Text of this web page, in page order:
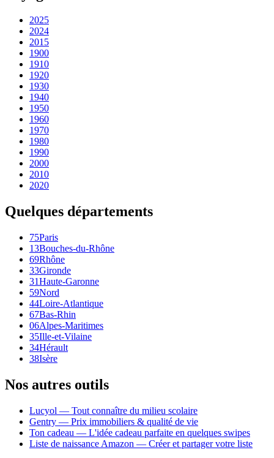
2025
2024
2015
1900
1910
1920
1930
1940
1950
1960
1970
1980
1990
2000
2010
2020
Quelques départements
75Paris
13Bouches-du-Rhône
69Rhône
33Gironde
31Haute-Garonne
59Nord
44Loire-Atlantique
67Bas-Rhin
06Alpes-Maritimes
35Ille-et-Vilaine
34Hérault
38Isère
Nos autres outils
Lucyol — Tout connaître du milieu scolaire
Gentry — Prix immobiliers & qualité de vie
Ton cadeau — L'idée cadeau parfaite en quelques swipes
Liste de naissance Amazon — Créer et partager votre liste